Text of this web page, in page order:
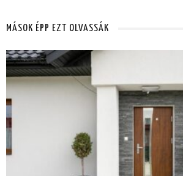
MÁSOK ÉPP EZT OLVASSÁK